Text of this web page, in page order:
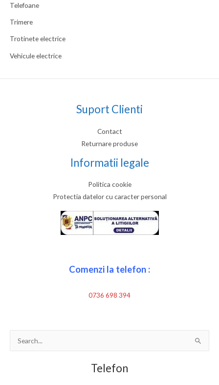
Telefoane
Trimere
Trotinete electrice
Vehicule electrice
Suport Clienti
Contact
Returnare produse
Informatii legale
Politica cookie
Protectia datelor cu caracter personal
Comenzi la telefon :
0736 698 394
Search
Telefon